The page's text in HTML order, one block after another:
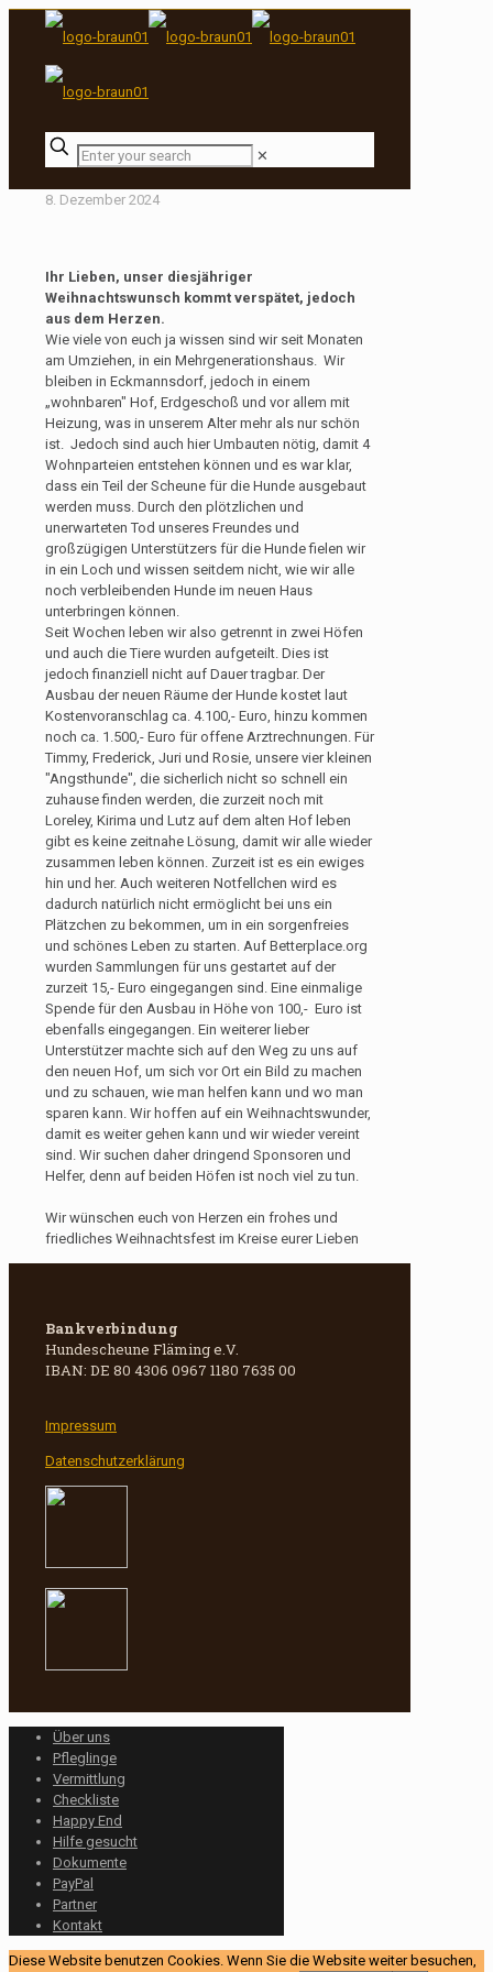
✕
8. Dezember 2024
Ihr Lieben, unser diesjähriger
Weihnachtswunsch kommt verspätet, jedoch
aus dem Herzen.
Wie viele von euch ja wissen sind wir seit Monaten
am Umziehen, in ein Mehrgenerationshaus. Wir
bleiben in Eckmannsdorf, jedoch in einem
„wohnbaren" Hof, Erdgeschoß und vor allem mit
Heizung, was in unserem Alter mehr als nur schön
ist. Jedoch sind auch hier Umbauten nötig, damit 4
Wohnparteien entstehen können und es war klar,
dass ein Teil der Scheune für die Hunde ausgebaut
werden muss. Durch den plötzlichen und
unerwarteten Tod unseres Freundes und
großzügigen Unterstützers für die Hunde fielen wir
in ein Loch und wissen seitdem nicht, wie wir alle
noch verbleibenden Hunde im neuen Haus
unterbringen können.
Seit Wochen leben wir also getrennt in zwei Höfen
und auch die Tiere wurden aufgeteilt. Dies ist
jedoch finanziell nicht auf Dauer tragbar. Der
Ausbau der neuen Räume der Hunde kostet laut
Kostenvoranschlag ca. 4.100,- Euro, hinzu kommen
noch ca. 1.500,- Euro für offene Arztrechnungen. Für
Timmy, Frederick, Juri und Rosie, unsere vier kleinen
"Angsthunde", die sicherlich nicht so schnell ein
zuhause finden werden, die zurzeit noch mit
Loreley, Kirima und Lutz auf dem alten Hof leben
gibt es keine zeitnahe Lösung, damit wir alle wieder
zusammen leben können. Zurzeit ist es ein ewiges
hin und her. Auch weiteren Notfellchen wird es
dadurch natürlich nicht ermöglicht bei uns ein
Plätzchen zu bekommen, um in ein sorgenfreies
und schönes Leben zu starten. Auf Betterplace.org
wurden Sammlungen für uns gestartet auf der
zurzeit 15,- Euro eingegangen sind. Eine einmalige
Spende für den Ausbau in Höhe von 100,- Euro ist
ebenfalls eingegangen. Ein weiterer lieber
Unterstützer machte sich auf den Weg zu uns auf
den neuen Hof, um sich vor Ort ein Bild zu machen
und zu schauen, wie man helfen kann und wo man
sparen kann. Wir hoffen auf ein Weihnachtswunder,
damit es weiter gehen kann und wir wieder vereint
sind. Wir suchen daher dringend Sponsoren und
Helfer, denn auf beiden Höfen ist noch viel zu tun.
Wir wünschen euch von Herzen ein frohes und
friedliches Weihnachtsfest im Kreise eurer Lieben
Bankverbindung
Hundescheune Fläming e.V.
IBAN: DE 80 4306 0967 1180 7635 00
Impressum
Datenschutzerklärung
Über uns
Pfleglinge
Vermittlung
Checkliste
Happy End
Hilfe gesucht
Dokumente
PayPal
Partner
Kontakt
Diese Website benutzen Cookies. Wenn Sie die Website weiter besuchen,